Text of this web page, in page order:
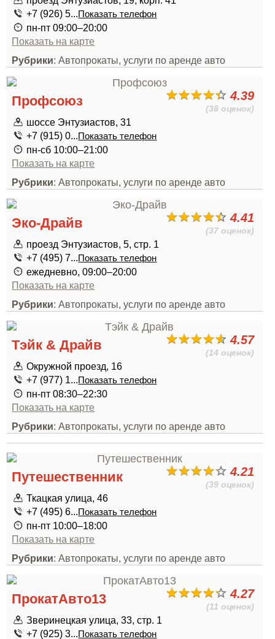
+7 (926) 5...Показать телефон
пн-пт 09:00–20:00
Показать на карте
Рубрики: Автопрокаты, услуги по аренде авто
4.39
(38 оценок)
Профсоюз
шоссе Энтузиастов, 31
+7 (915) 0...Показать телефон
пн-сб 10:00–21:00
Показать на карте
Рубрики: Автопрокаты, услуги по аренде авто
4.41
(37 оценок)
Эко-Драйв
проезд Энтузиастов, 5, стр. 1
+7 (495) 7...Показать телефон
ежедневно, 09:00–20:00
Показать на карте
Рубрики: Автопрокаты, услуги по аренде авто
4.57
(14 оценок)
Тэйк & Драйв
Окружной проезд, 16
+7 (977) 1...Показать телефон
пн-пт 08:30–22:30
Показать на карте
Рубрики: Автопрокаты, услуги по аренде авто
4.21
(39 оценок)
Путешественник
Ткацкая улица, 46
+7 (495) 6...Показать телефон
пн-пт 10:00–18:00
Показать на карте
Рубрики: Автопрокаты, услуги по аренде авто
4.27
(11 оценок)
ПрокатАвто13
Зверинецкая улица, 33, стр. 1
+7 (925) 3...Показать телефон